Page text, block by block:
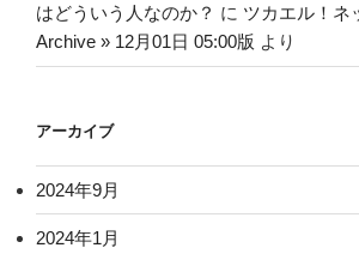
はどういう人なのか？ に ツカエル！ネ
Archive » 12月01日 05:00版 より
アーカイブ
2024年9月
2024年1月